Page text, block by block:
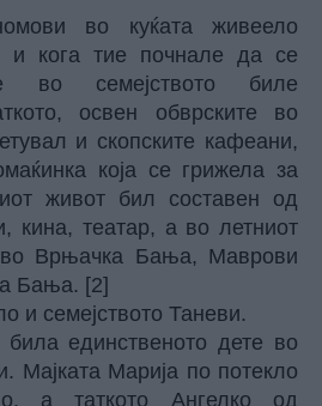
во куќата живеело
и кога тие почнале да се
во семејството биле
освен обврските во
и скопските кафеани,
која се грижела за
живот бил составен од
кина, театар, а во летниот
Врњачка Бања, Маврови
Бања. [2]
и семејството Таневи.
единственото дете во
Мајката Марија по потекло
а таткото Ангелко од